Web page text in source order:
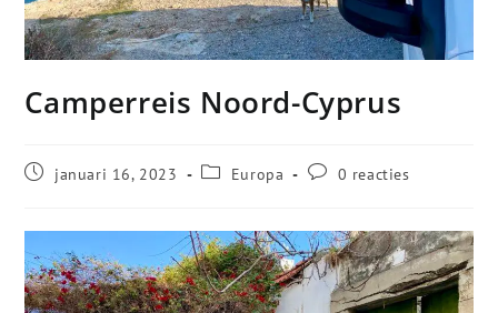
Camperreis Noord-Cyprus
januari 16, 2023 Europa 0 reacties